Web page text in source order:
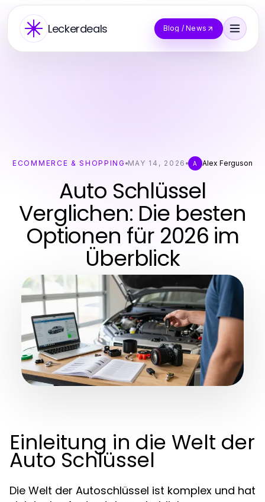
Leckerdeals Blog / News
ECOMMERCE & SHOPPING MAY 14, 2026 A Alex Ferguson
Auto Schlüssel
Verglichen: Die besten
Optionen für 2026 im
Überblick
Einleitung in die Welt der
Auto Schlüssel
Die Welt der Autoschlüssel ist komplex und hat